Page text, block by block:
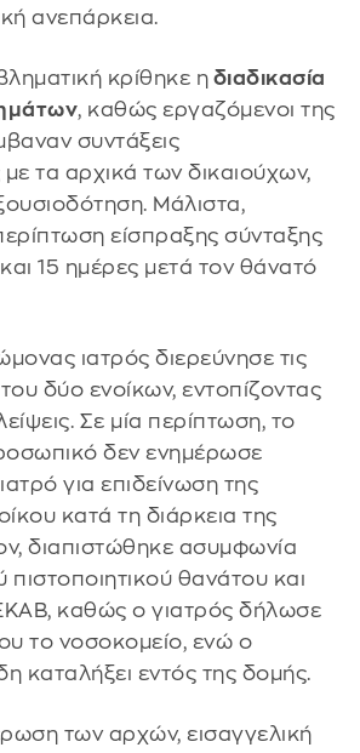
ανεπάρκεια.
κρίθηκε η διαδικασία
, καθώς εργαζόμενοι της
συντάξεις
τα αρχικά των δικαιούχων,
Μάλιστα,
είσπραξης σύνταξης
15 ημέρες μετά τον θάνατό
ιατρός διερεύνησε τις
δύο ενοίκων, εντοπίζοντας
Σε μία περίπτωση, το
δεν ενημέρωσε
για επιδείνωση της
κατά τη διάρκεια της
διαπιστώθηκε ασυμφωνία
πιστοποιητικού θανάτου και
καθώς ο γιατρός δήλωσε
το νοσοκομείο, ενώ ο
καταλήξει εντός της δομής.
των αρχών, εισαγγελική